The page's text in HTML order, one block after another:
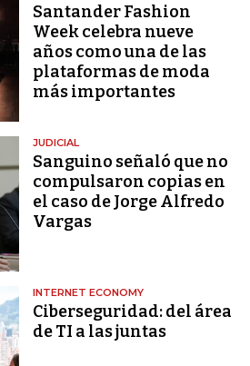
Santander Fashion
Week celebra nueve
años como una de las
plataformas de moda
más importantes
JUDICIAL
Sanguino señaló que no
compulsaron copias en
el caso de Jorge Alfredo
Vargas
INTERNET ECONOMY
Ciberseguridad: del área
de TI a las juntas